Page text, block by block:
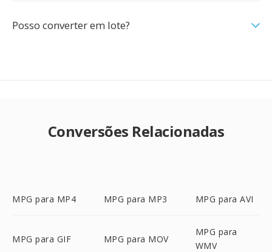
Posso converter em lote?
Conversões Relacionadas
MPG para MP4 MPG para MP3 MPG para AVI
MPG para GIF MPG para MOV
MPG para
WMV